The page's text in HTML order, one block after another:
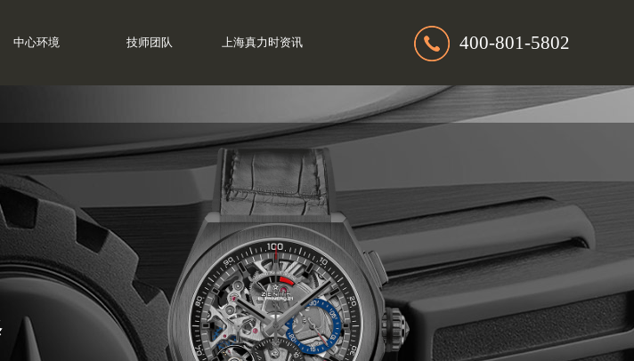
中心环境 技师团队 上海真力时资讯 400-801-5802